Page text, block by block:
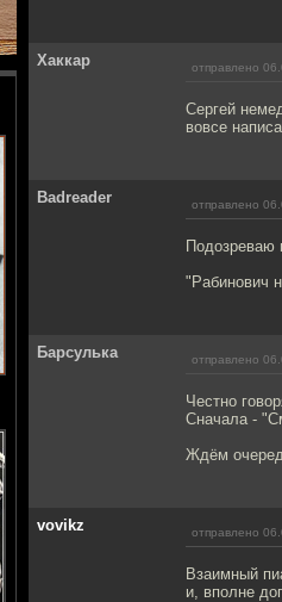
Хаккар отправлено
Сергей
вовсе
Badreader отправлено
Подозреваю
"Рабинович
Барсулька отправлено
Честно
Сначала -
Ждём
vovikz отправлено
Взаимный
и, вполне